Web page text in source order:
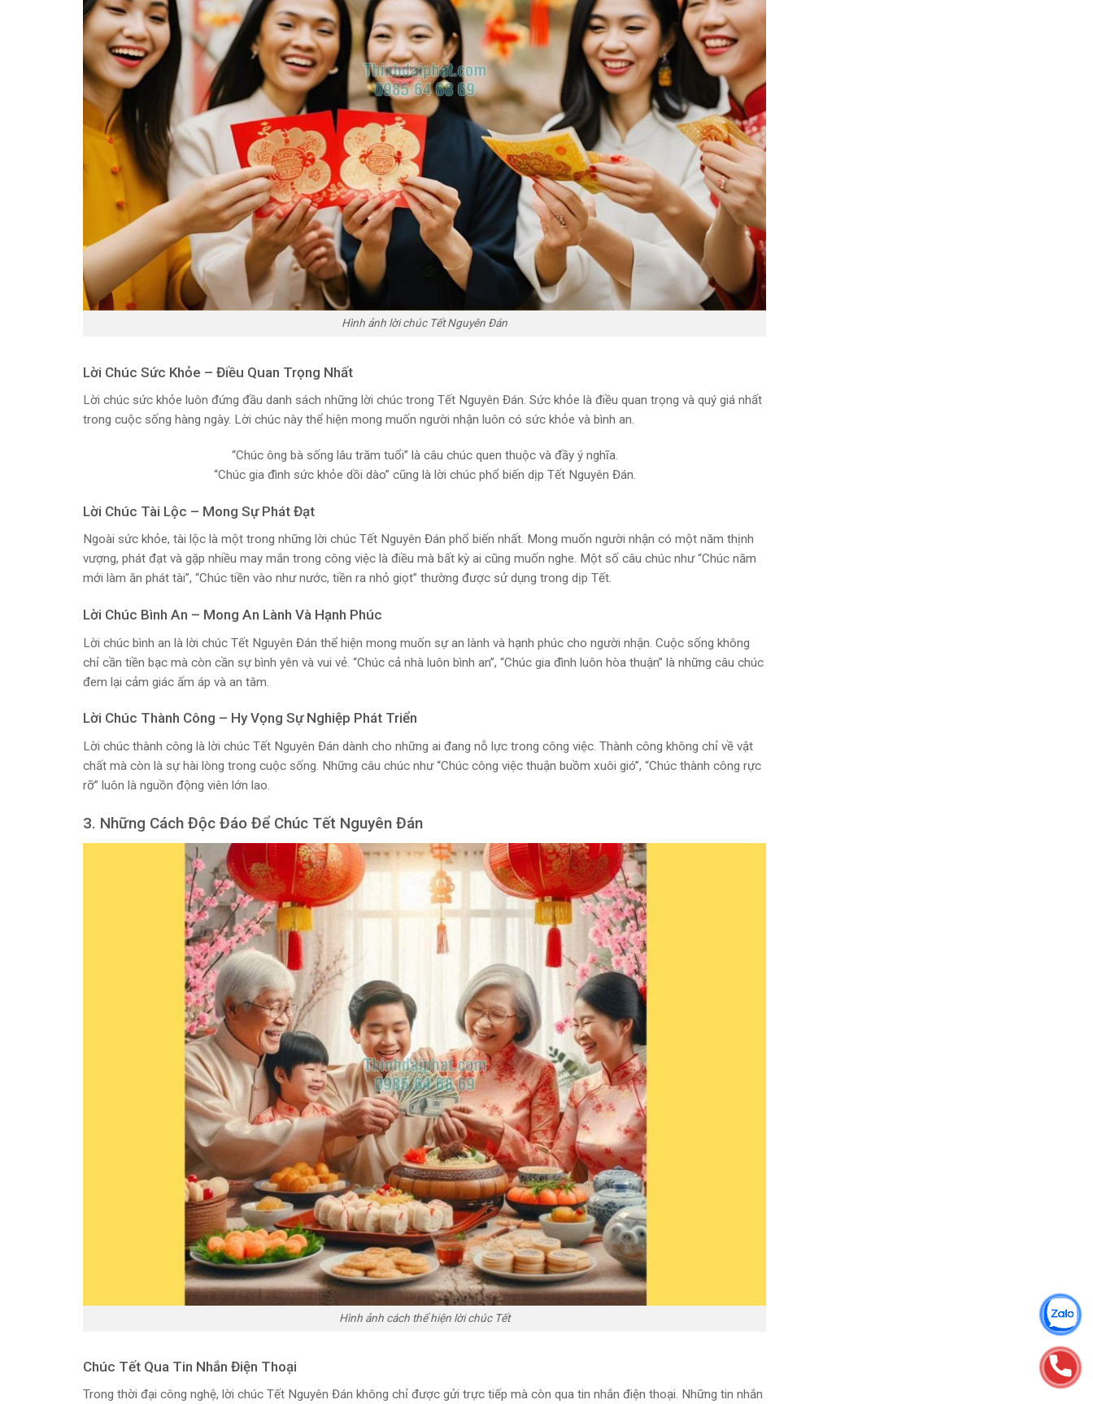
Hình ảnh lời chúc Tết Nguyên Đán
Lời Chúc Sức Khỏe – Điều Quan Trọng Nhất
Lời chúc sức khỏe luôn đứng đầu danh sách những lời chúc trong Tết Nguyên Đán. Sức khỏe là điều quan trọng và quý giá nhất
trong cuộc sống hàng ngày. Lời chúc này thể hiện mong muốn người nhận luôn có sức khỏe và bình an.
“Chúc ông bà sống lâu trăm tuổi” là câu chúc quen thuộc và đầy ý nghĩa.
“Chúc gia đình sức khỏe dồi dào” cũng là lời chúc phổ biến dịp Tết Nguyên Đán.
Lời Chúc Tài Lộc – Mong Sự Phát Đạt
Ngoài sức khỏe, tài lộc là một trong những lời chúc Tết Nguyên Đán phổ biến nhất. Mong muốn người nhận có một năm thịnh
vượng, phát đạt và gặp nhiều may mắn trong công việc là điều mà bất kỳ ai cũng muốn nghe. Một số câu chúc như “Chúc năm
mới làm ăn phát tài”, “Chúc tiền vào như nước, tiền ra nhỏ giọt” thường được sử dụng trong dịp Tết.
Lời Chúc Bình An – Mong An Lành Và Hạnh Phúc
Lời chúc bình an là lời chúc Tết Nguyên Đán thể hiện mong muốn sự an lành và hạnh phúc cho người nhận. Cuộc sống không
chỉ cần tiền bạc mà còn cần sự bình yên và vui vẻ. “Chúc cả nhà luôn bình an”, “Chúc gia đình luôn hòa thuận” là những câu chúc
đem lại cảm giác ấm áp và an tâm.
Lời Chúc Thành Công – Hy Vọng Sự Nghiệp Phát Triển
Lời chúc thành công là lời chúc Tết Nguyên Đán dành cho những ai đang nỗ lực trong công việc. Thành công không chỉ về vật
chất mà còn là sự hài lòng trong cuộc sống. Những câu chúc như “Chúc công việc thuận buồm xuôi gió”, “Chúc thành công rực
rỡ” luôn là nguồn động viên lớn lao.
3. Những Cách Độc Đáo Để Chúc Tết Nguyên Đán
Hình ảnh cách thể hiện lời chúc Tết
Chúc Tết Qua Tin Nhắn Điện Thoại
Trong thời đại công nghệ, lời chúc Tết Nguyên Đán không chỉ được gửi trực tiếp mà còn qua tin nhắn điện thoại. Những tin nhắn